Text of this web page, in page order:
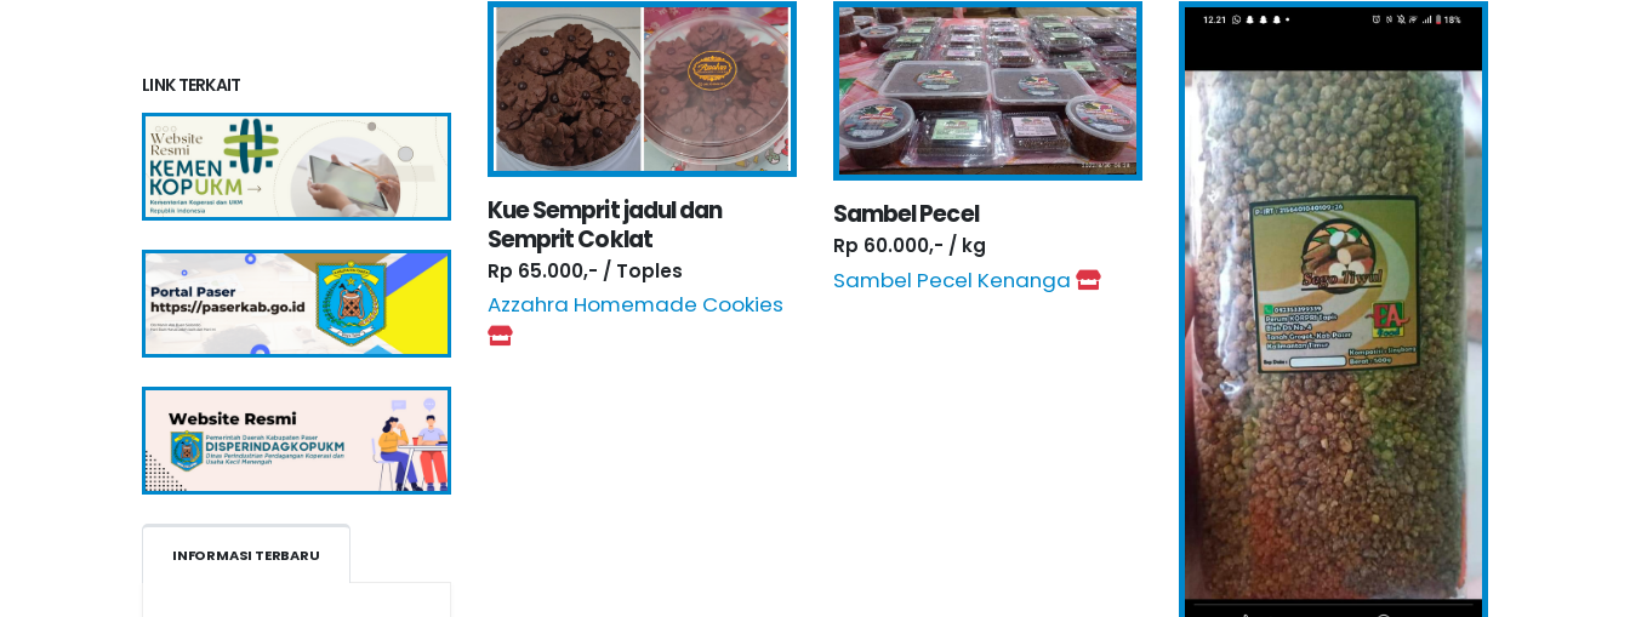
LINK TERKAIT
INFORMASI TERBARU
Kue Semprit jadul dan
Semprit Coklat
Rp 65.000,- / Toples
Azzahra Homemade Cookies
Sambel Pecel
Rp 60.000,- / kg
Sambel Pecel Kenanga